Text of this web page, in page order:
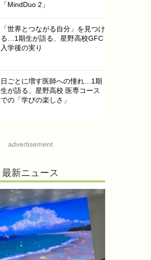
「MindDuo 2」
「世界とつながる自分」を見つけ
る…1期生が語る、星野高校GFC
入学後の実り
日ごとに増す医師への憧れ…1期
生が語る、星野高校 医専コース
での「学びの楽しさ」
advertisement
最新ニュース